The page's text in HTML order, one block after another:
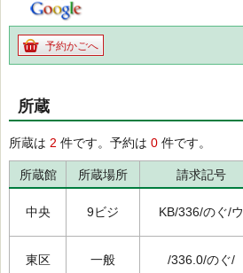
予約かごへ
所蔵
所蔵は 2 件です。予約は 0 件です。
所蔵館 所蔵場所 請求記号
中央 9ビジ KB/336/のぐ/ウ
東区 一般 /336.0/のぐ/